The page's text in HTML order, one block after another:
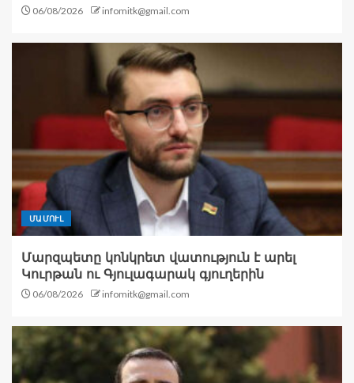
06/08/2026 infomitk@gmail.com
ՄԱՄՈՒԼ
Մարզպետը կոնկրետ վատություն է արել
Կուրթան ու Գյուլագարակ գյուղերին
06/08/2026 infomitk@gmail.com